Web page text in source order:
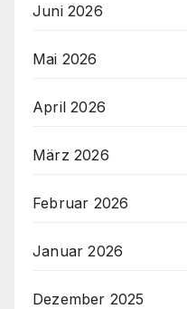
Juni 2026
Mai 2026
April 2026
März 2026
Februar 2026
Januar 2026
Dezember 2025